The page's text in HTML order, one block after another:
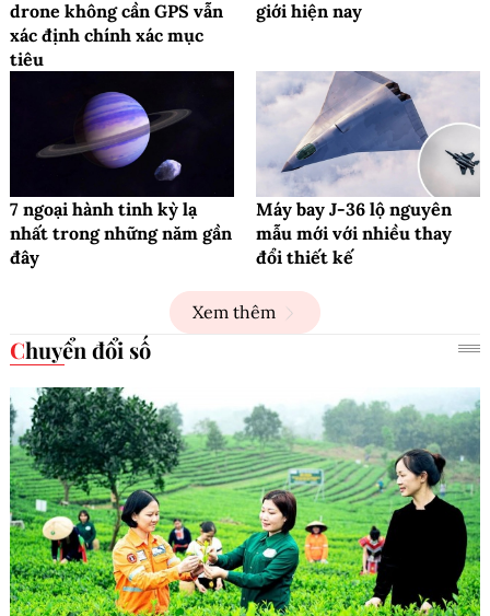
drone không cần GPS vẫn
xác định chính xác mục
tiêu
giới hiện nay
7 ngoại hành tinh kỳ lạ
nhất trong những năm gần
đây
Máy bay J-36 lộ nguyên
mẫu mới với nhiều thay
đổi thiết kế
Xem thêm
Chuyển đổi số